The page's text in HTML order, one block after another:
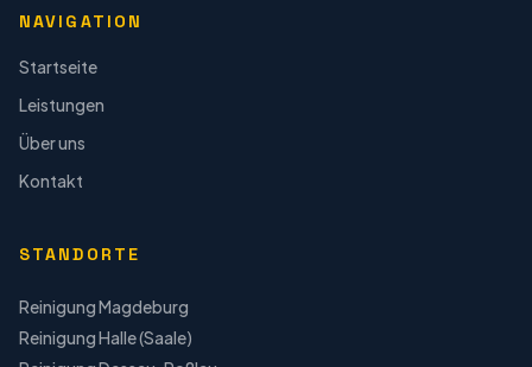
NAVIGATION
Startseite
Leistungen
Über uns
Kontakt
STANDORTE
ReinigungMagdeburg
ReinigungHalle (Saale)